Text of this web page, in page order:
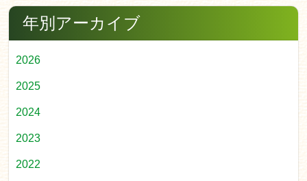
年別アーカイブ
2026
2025
2024
2023
2022